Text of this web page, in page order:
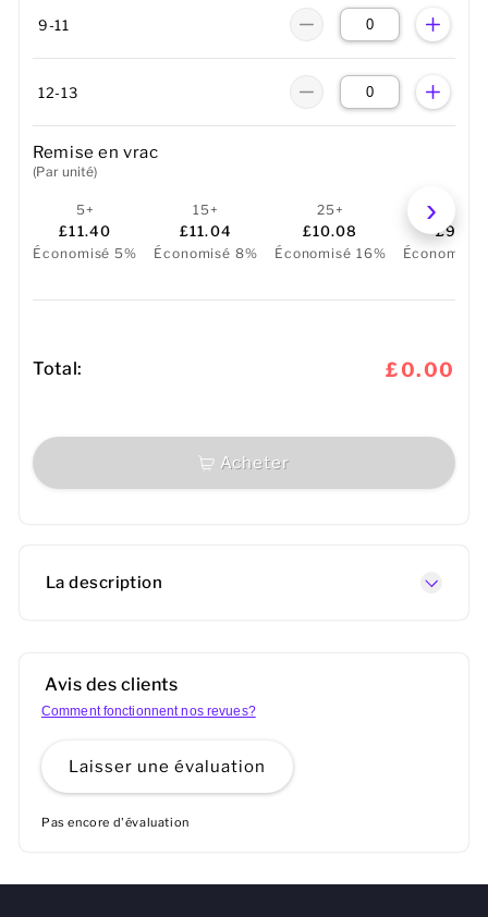
9-11
12-13
Remise en vrac
(Par unité)
5+
£11.40
Économisé 5%
15+
£11.04
Économisé 8%
25+
£10.08
Économisé 16%
£9.72
Économisé
Total: £0.00
Acheter
La description
Avis des clients
Comment fonctionnent nos revues?
Laisser une évaluation
Pas encore d'évaluation